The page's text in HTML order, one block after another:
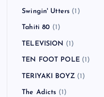
Swingin' Utters (1)
Tahiti 80 (1)
TELEVISION (1)
TEN FOOT POLE(1)
TERIYAKI BOYZ(1)
The Adicts (1)